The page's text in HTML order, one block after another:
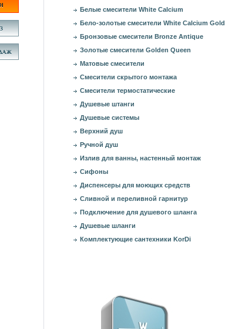
Белые смесители White Calcium
Бело-золотые смесители White Calcium Gold
Бронзовые смесители Bronze Antique
Золотые смесители Golden Queen
Матовые смесители
Смесители скрытого монтажа
Смесители термостатические
Душевые штанги
Душевые системы
Верхний душ
Ручной душ
Излив для ванны, настенный монтаж
Сифоны
Диспенсеры для моющих средств
Сливной и переливной гарнитур
Подключение для душевого шланга
Душевые шланги
Комплектующие сантехники KorDi